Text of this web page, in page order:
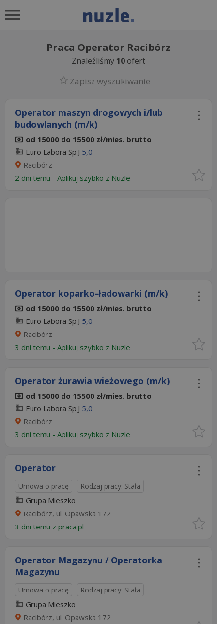
Praca Operator Racibórz
Znaleźliśmy 10 ofert
Zapisz wyszukiwanie
Operator maszyn drogowych i/lub
budowlanych (m/k)
od 15000 do 15500 zł/mies. brutto
Euro Labora Sp.J 5,0
Racibórz
2 dni temu - Aplikuj szybko z Nuzle
Operator koparko-ładowarki (m/k)
od 15000 do 15500 zł/mies. brutto
Euro Labora Sp.J 5,0
Racibórz
3 dni temu - Aplikuj szybko z Nuzle
Operator żurawia wieżowego (m/k)
od 15000 do 15500 zł/mies. brutto
Euro Labora Sp.J 5,0
Racibórz
3 dni temu - Aplikuj szybko z Nuzle
Operator
Umowa o pracę Rodzaj pracy: Stała
Grupa Mieszko
Racibórz, ul. Opawska 172
3 dni temu z praca.pl
Operator Magazynu / Operatorka
Magazynu
Umowa o pracę Rodzaj pracy: Stała
Grupa Mieszko
Racibórz, ul. Opawska 172